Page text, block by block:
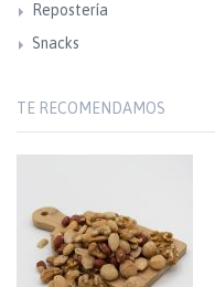
Repostería
Snacks
TE RECOMENDAMOS